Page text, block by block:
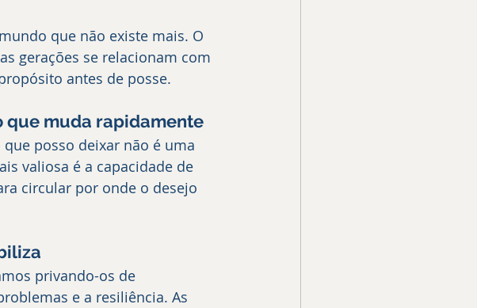
que não existe mais. O
gerações se relacionam com
antes de posse.
que muda rapidamente
posso deixar não é uma
valiosa é a capacidade de
circular por onde o desejo
privando-os de
e a resiliência. As